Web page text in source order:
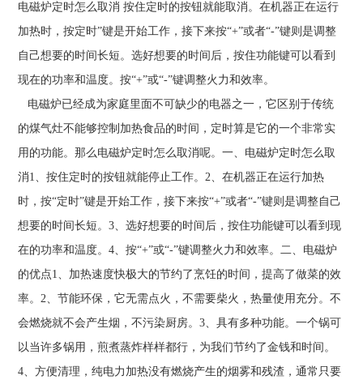
电磁炉定时怎么取消 按住定时的按钮就能取消。在机器正在运行
加热时，按定时”键是开始工作，接下来按“+”或者“-”键则是调整
自己想要的时间长短。选好想要的时间后，按住功能键可以看到
现在的功率和温度。按“+”或“-”键调整火力和效率。
电磁炉已经成为家庭里面不可缺少的电器之一，它区别于传统
的煤气灶不能够控制加热食品的时间，定时算是它的一个非常实
用的功能。那么电磁炉定时怎么取消呢。一、电磁炉定时怎么取
消1、按住定时的按钮就能停止工作。2、在机器正在运行加热
时，按“定时”键是开始工作，接下来按“+”或者“-”键则是调整自己
想要的时间长短。3、选好想要的时间后，按住功能键可以看到现
在的功率和温度。4、按“+”或“-”键调整火力和效率。二、电磁炉
的优点1、加热速度快极大的节约了烹饪的时间，提高了做菜的效
率。2、节能环保，它无需点火，不需要柴火，热量使用充分。不
会燃烧就不会产生烟，不污染厨房。3、具有多种功能。一个锅可
以当许多锅用，煎煮蒸炸样样都行，为我们节约了金钱和时间。
4、方便清理，纯电力加热没有燃烧产生的烟雾和残渣，通常只要